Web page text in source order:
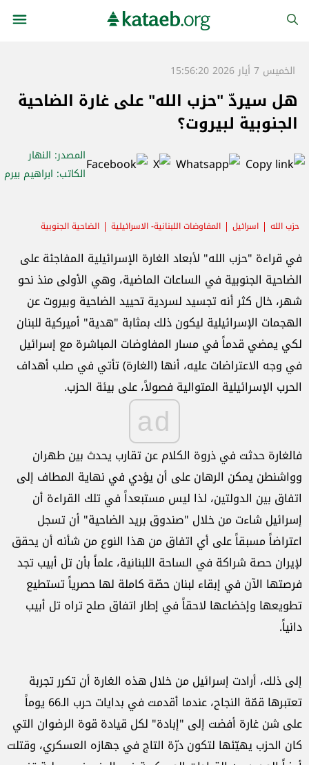
الخميس 7 أيار 2026 15:56:20
هل سيردّ "حزب الله" على غارة الضاحية
الجنوبية لبيروت؟
المصدر: النهار
الكاتب: ابراهيم بيرم
حزب الله اسرائيل المفاوضات اللبنانية- الاسرائيلية
الضاحية الجنوبية
في قراءة "حزب الله" لأبعاد الغارة الإسرائيلية المفاجئة على
الضاحية الجنوبية في الساعات الماضية، وهي الأولى منذ نحو
شهر، خال كثر أنه تجسيد لسردية تحييد الضاحية وبيروت عن
الهجمات الإسرائيلية ليكون ذلك بمثابة "هدية" أميركية للبنان
لكي يمضي قدماً في مسار المفاوضات المباشرة مع إسرائيل
في وجه الاعتراضات عليه، أنها (الغارة) تأتي في صلب أهداف
الحرب الإسرائيلية المتوالية فصولاً، على بيئة الحزب.
ad
فالغارة حدثت في ذروة الكلام عن تقارب يحدث بين طهران
وواشنطن يمكن الرهان على أن يؤدي في نهاية المطاف إلى
اتفاق بين الدولتين، لذا ليس مستبعداً في تلك القراءة أن
إسرائيل شاءت من خلال "صندوق بريد الضاحية" أن تسجل
اعتراضاً مسبقاً على أي اتفاق من هذا النوع من شأنه أن يحقق
لإيران حصة شراكة في الساحة اللبنانية، علماً بأن تل أبيب تجد
فرصتها الآن في إبقاء لبنان حصّة كاملة لها حصرياً تستطيع
تطويعها وإخضاعها لاحقاً في إطار اتفاق صلح تراه تل أبيب
دانياً.
إلى ذلك، أرادت إسرائيل من خلال هذه الغارة أن تكرر تجربة
تعتبرها قمّة النجاح، عندما أقدمت في بدايات حرب الـ66 يوماً
على شن غارة أفضت إلى "إبادة" لكل قيادة قوة الرضوان التي
كان الحزب يهيّئها لتكون درّة التاج في جهازه العسكري، وقتلت